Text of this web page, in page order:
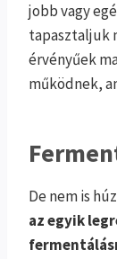
jobb vagy
tapasztaljuk
érvényűek
működnek,
De nem is
az egyik